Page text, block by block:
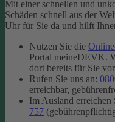
Mit einer schnellen und
Schäden schnell aus der
Uhr für Sie da und hilft
Nutzen Sie die
Portal meineDEVK.
dort bereits für Sie
Rufen Sie uns an:
erreichbar,
Im Ausland erreichen
757